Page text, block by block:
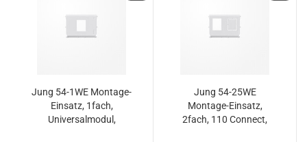
Jung 54-1WE Montage-
Einsatz, 1fach,
Universalmodul,
Jung 54-25WE
Montage-Einsatz,
2fach, 110 Connect,